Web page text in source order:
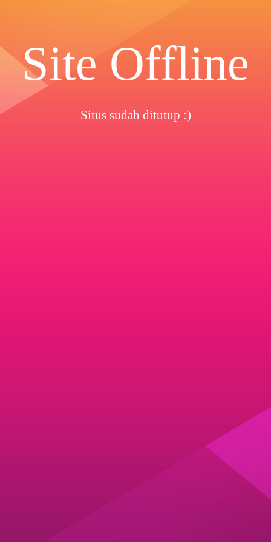
Site Offline
Situs sudah ditutup :)